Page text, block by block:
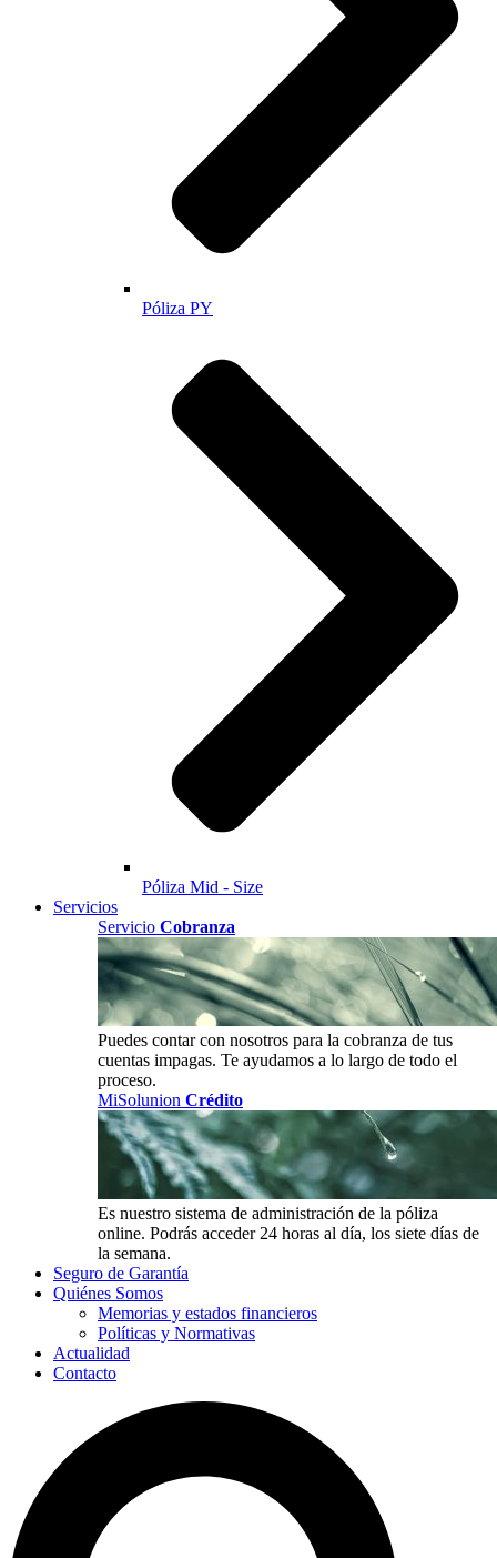
Póliza PY
Póliza Mid - Size
Servicios
Servicio Cobranza
Puedes contar con nosotros para la cobranza de tus
cuentas impagas. Te ayudamos a lo largo de todo el
proceso.
MiSolunion Crédito
Es nuestro sistema de administración de la póliza
online. Podrás acceder 24 horas al día, los siete días de
la semana.
Seguro de Garantía
Quiénes Somos
Memorias y estados financieros
Políticas y Normativas
Actualidad
Contacto